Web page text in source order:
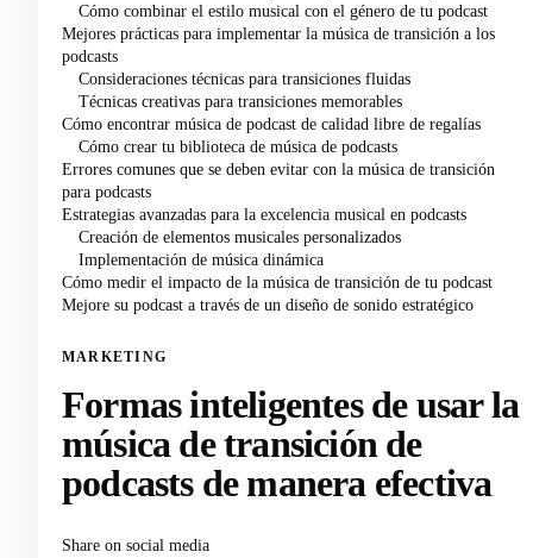
Cómo combinar el estilo musical con el género de tu podcast
Mejores prácticas para implementar la música de transición a los
podcasts
Consideraciones técnicas para transiciones fluidas
Técnicas creativas para transiciones memorables
Cómo encontrar música de podcast de calidad libre de regalías
Cómo crear tu biblioteca de música de podcasts
Errores comunes que se deben evitar con la música de transición
para podcasts
Estrategias avanzadas para la excelencia musical en podcasts
Creación de elementos musicales personalizados
Implementación de música dinámica
Cómo medir el impacto de la música de transición de tu podcast
Mejore su podcast a través de un diseño de sonido estratégico
MARKETING
Formas inteligentes de usar la
música de transición de
podcasts de manera efectiva
Share on social media